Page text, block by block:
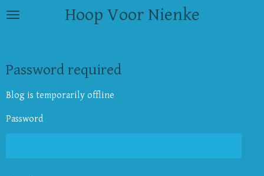
Skip
Hoop Voor Nienke
Password required
Blog is temporarily offline
Password